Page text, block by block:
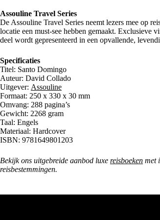
Assouline Travel Series
De Assouline Travel Series neemt lezers mee op
locatie een must-see hebben gemaakt. Exclusieve
deel wordt gepresenteerd in een opvallende,
Specificaties
Titel: Santo Domingo
Auteur: David Collado
Uitgever: Assouline
Formaat: 250 x 330 x 30 mm
Omvang: 288 pagina’s
Gewicht: 2268 gram
Taal: Engels
Materiaal: Hardcover
ISBN: 9781649801203
Bekijk ons uitgebreide aanbod luxe reisboeken met
reisbestemmingen.